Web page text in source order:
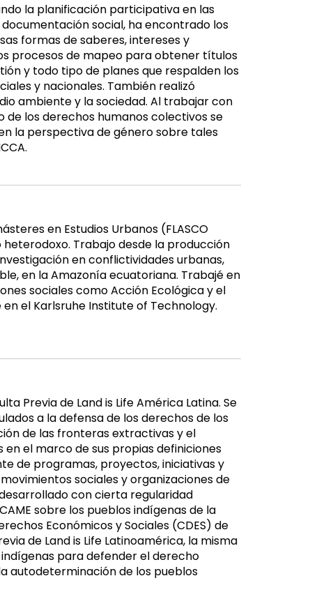
la planificación participativa en las
social, ha encontrado los
formas de saberes, intereses y
procesos de mapeo para obtener títulos
y todo tipo de planes que respalden los
y nacionales. También realizó
ambiente y la sociedad. Al trabajar con
de los derechos humanos colectivos se
la perspectiva de género sobre tales
en Estudios Urbanos (FLASCO
Trabajo desde la producción
en conflictividades urbanas,
en la Amazonía ecuatoriana. Trabajé en
sociales como Acción Ecológica y el
el Karlsruhe Institute of Technology.
Previa de Land is Life América Latina. Se
a la defensa de los derechos de los
de las fronteras extractivas y el
el marco de sus propias definiciones
de programas, proyectos, iniciativas y
sociales y organizaciones de
con cierta regularidad
sobre los pueblos indígenas de la
Económicos y Sociales (CDES) de
de Land is Life Latinoamérica, la misma
para defender el derecho
autodeterminación de los pueblos